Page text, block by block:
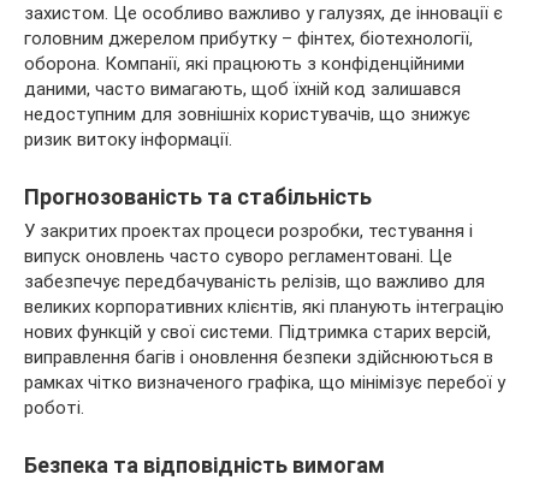
захистом. Це особливо важливо у галузях, де інновації є
головним джерелом прибутку – фінтех, біотехнології,
оборона. Компанії, які працюють з конфіденційними
даними, часто вимагають, щоб їхній код залишався
недоступним для зовнішніх користувачів, що знижує
ризик витоку інформації.
Прогнозованість та стабільність
У закритих проектах процеси розробки, тестування і
випуск оновлень часто суворо регламентовані. Це
забезпечує передбачуваність релізів, що важливо для
великих корпоративних клієнтів, які планують інтеграцію
нових функцій у свої системи. Підтримка старих версій,
виправлення багів і оновлення безпеки здійснюються в
рамках чітко визначеного графіка, що мінімізує перебої у
роботі.
Безпека та відповідність вимогам